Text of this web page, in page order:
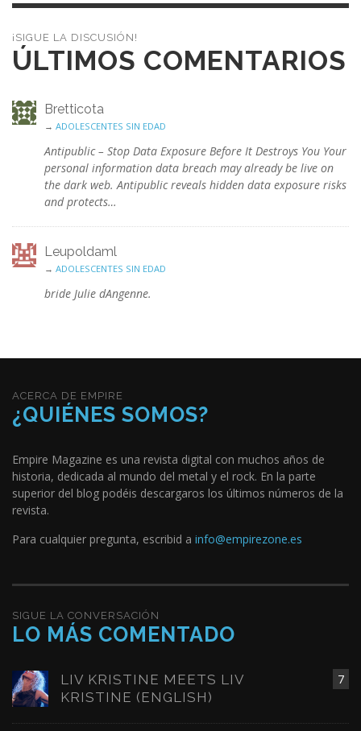
¡SIGUE LA DISCUSIÓN!
ÚLTIMOS COMENTARIOS
Bretticota
→ ADOLESCENTES SIN EDAD
Antipublic – Stop Data Exposure Before It Destroys You Your
personal information data breach may already be live on
the dark web. Antipublic reveals hidden data exposure risks
and protects…
Leupoldaml
→ ADOLESCENTES SIN EDAD
bride Julie dAngenne.
ACERCA DE EMPIRE
¿QUIÉNES SOMOS?
Empire Magazine es una revista digital con muchos años de
historia, dedicada al mundo del metal y el rock. En la parte
superior del blog podéis descargaros los últimos números de la
revista.
Para cualquier pregunta, escribid a info@empirezone.es
SIGUE LA CONVERSACIÓN
LO MÁS COMENTADO
7
LIV KRISTINE MEETS LIV
KRISTINE (ENGLISH)